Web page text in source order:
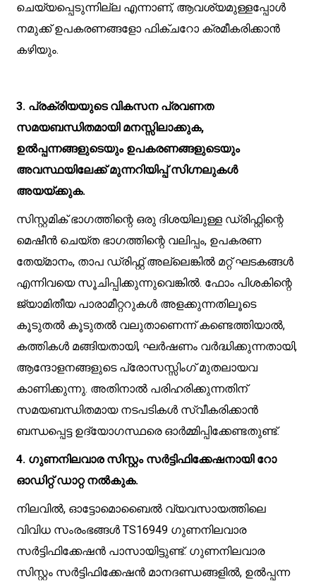
ചെയ്യപ്പെടുന്നില്ല എന്നാണ്, ആവശ്യമുള്ളപ്പോൾ
നമുക്ക് ഉപകരണങ്ങളോ ഫിക്‌ചറോ ക്രമീകരിക്കാൻ
കഴിയും.
3. പ്രക്രിയയുടെ വികസന പ്രവണത
സമയബന്ധിതമായി മനസ്സിലാക്കുക,
ഉൽപ്പന്നങ്ങളുടെയും ഉപകരണങ്ങളുടെയും
അവസ്ഥയിലേക്ക് മുന്നറിയിപ്പ് സിഗ്നലുകൾ
അയയ്ക്കുക.
സിസ്റ്റമിക് ഭാഗത്തിന്റെ ഒരു ദിശയിലുള്ള ഡ്രിഫ്റ്റിന്റെ
മെഷീൻ ചെയ്ത ഭാഗത്തിന്റെ വലിപ്പം, ഉപകരണ
തേയ്മാനം, താപ ഡ്രിഫ്റ്റ് അല്ലെങ്കിൽ മറ്റ് ഘടകങ്ങൾ
എന്നിവയെ സൂചിപ്പിക്കുന്നുവെങ്കിൽ. ഫോം പിശകിന്റെ
ജ്യാമിതീയ പാരാമീറ്ററുകൾ അളക്കുന്നതിലൂടെ
കൂടുതൽ കൂടുതൽ വലുതാണെന്ന് കണ്ടെത്തിയാൽ,
കത്തികൾ മങ്ങിയതായി, ഘർഷണം വർദ്ധിക്കുന്നതായി,
ആന്ദോളനങ്ങളുടെ പ്രോസസ്സിംഗ് മുതലായവ
കാണിക്കുന്നു. അതിനാൽ പരിഹരിക്കുന്നതിന്
സമയബന്ധിതമായ നടപടികൾ സ്വീകരിക്കാൻ
ബന്ധപ്പെട്ട ഉദ്യോഗസ്ഥരെ ഓർമ്മിപ്പിക്കേണ്ടതുണ്ട്.
4. ഗുണനിലവാര സിസ്റ്റം സർട്ടിഫിക്കേഷനായി റോ
ഓഡിറ്റ് ഡാറ്റ നൽകുക.
നിലവിൽ, ഓട്ടോമൊബൈൽ വ്യവസായത്തിലെ
വിവിധ സംരംഭങ്ങൾ TS16949 ഗുണനിലവാര
സർട്ടിഫിക്കേഷൻ പാസായിട്ടുണ്ട്. ഗുണനിലവാര
സിസ്റ്റം സർട്ടിഫിക്കേഷൻ മാനദണ്ഡങ്ങളിൽ, ഉൽപ്പന്ന